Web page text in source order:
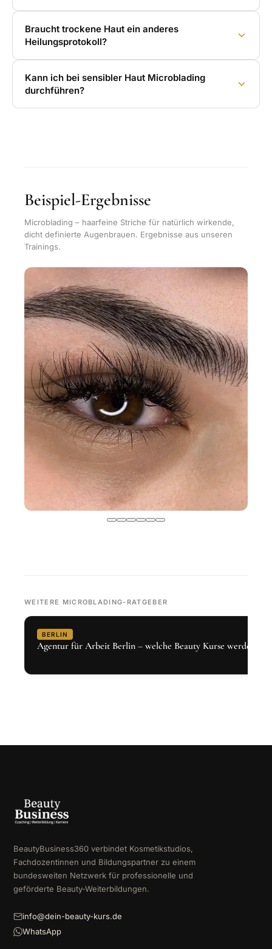
Braucht trockene Haut ein anderes
Heilungsprotokoll?
Kann ich bei sensibler Haut Microblading
durchführen?
Beispiel-Ergebnisse
Microblading – haarfeine Striche für natürlich wirkende,
dicht definierte Augenbrauen. Ergebnisse aus unseren
Trainings.
WEITERE MICROBLADING-RATGEBER
BERLIN
Agentur für Arbeit Berlin – welche Beauty Kurse werden
BeautyBusiness360 verbindet Kosmetikstudios,
Fachdozentinnen und Bildungspartner zu einem
bundesweiten Netzwerk für professionelle und
geförderte Beauty-Weiterbildungen.
info@dein-beauty-kurs.de
WhatsApp